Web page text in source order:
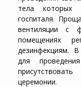
тела которых
госпиталя.
вентиляции с
помещениях
дезинфекциям.
для
церемонии.